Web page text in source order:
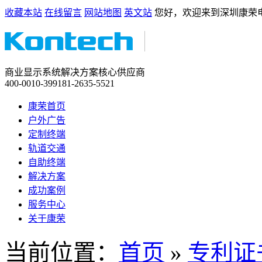
收藏本站 在线留言 网站地图 英文站 您好，欢迎来到深圳康荣
商业显示系统解决方案核心供应商
400-0010-399181-2635-5521
康荣首页
户外广告
定制终端
轨道交通
自助终端
解决方案
成功案例
服务中心
关于康荣
当前位置： 首页 » 专利证